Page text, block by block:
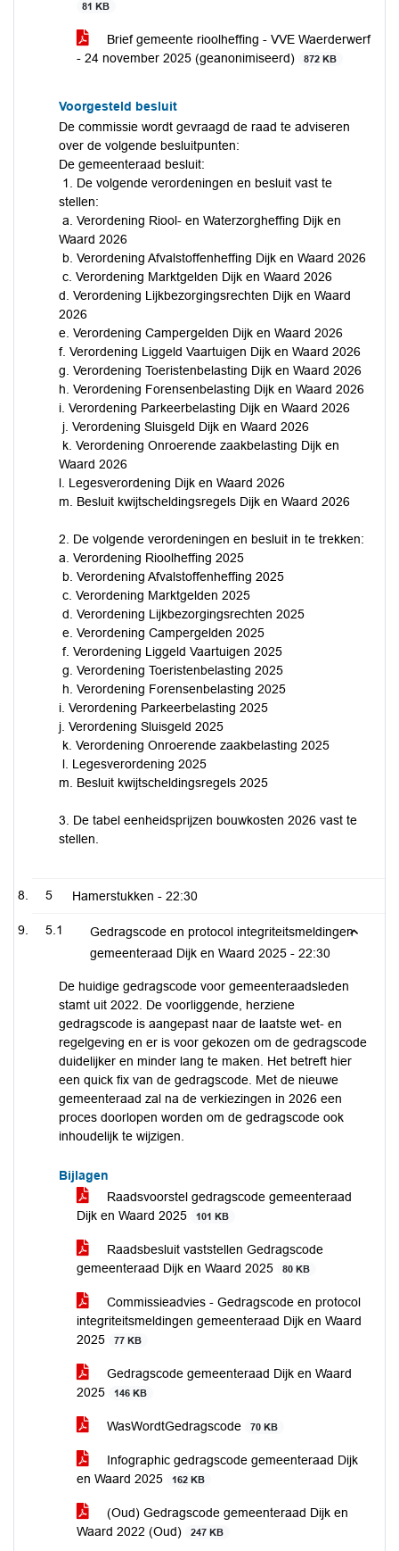
81 KB
Brief gemeente rioolheffing - VVE Waerderwerf
- 24 november 2025 (geanonimiseerd)
872 KB
Voorgesteld besluit
De commissie wordt gevraagd de raad te adviseren
over de volgende besluitpunten:
De gemeenteraad besluit:
1. De volgende verordeningen en besluit vast te
stellen:
a. Verordening Riool- en Waterzorgheffing Dijk en
Waard 2026
b. Verordening Afvalstoffenheffing Dijk en Waard 2026
c. Verordening Marktgelden Dijk en Waard 2026
d. Verordening Lijkbezorgingsrechten Dijk en Waard
2026
e. Verordening Campergelden Dijk en Waard 2026
f. Verordening Liggeld Vaartuigen Dijk en Waard 2026
g. Verordening Toeristenbelasting Dijk en Waard 2026
h. Verordening Forensenbelasting Dijk en Waard 2026
i. Verordening Parkeerbelasting Dijk en Waard 2026
j. Verordening Sluisgeld Dijk en Waard 2026
k. Verordening Onroerende zaakbelasting Dijk en
Waard 2026
l. Legesverordening Dijk en Waard 2026
m. Besluit kwijtscheldingsregels Dijk en Waard 2026
2. De volgende verordeningen en besluit in te trekken:
a. Verordening Rioolheffing 2025
b. Verordening Afvalstoffenheffing 2025
c. Verordening Marktgelden 2025
d. Verordening Lijkbezorgingsrechten 2025
e. Verordening Campergelden 2025
f. Verordening Liggeld Vaartuigen 2025
g. Verordening Toeristenbelasting 2025
h. Verordening Forensenbelasting 2025
i. Verordening Parkeerbelasting 2025
j. Verordening Sluisgeld 2025
k. Verordening Onroerende zaakbelasting 2025
l. Legesverordening 2025
m. Besluit kwijtscheldingsregels 2025
3. De tabel eenheidsprijzen bouwkosten 2026 vast te
stellen.
5 Hamerstukken - 22:30
5.1
Gedragscode en protocol integriteitsmeldingen
gemeenteraad Dijk en Waard 2025 - 22:30
De huidige gedragscode voor gemeenteraadsleden
stamt uit 2022. De voorliggende, herziene
gedragscode is aangepast naar de laatste wet- en
regelgeving en er is voor gekozen om de gedragscode
duidelijker en minder lang te maken. Het betreft hier
een quick fix van de gedragscode. Met de nieuwe
gemeenteraad zal na de verkiezingen in 2026 een
proces doorlopen worden om de gedragscode ook
inhoudelijk te wijzigen.
Bijlagen
Raadsvoorstel gedragscode gemeenteraad
Dijk en Waard 2025
101 KB
Raadsbesluit vaststellen Gedragscode
gemeenteraad Dijk en Waard 2025
80 KB
Commissieadvies - Gedragscode en protocol
integriteitsmeldingen gemeenteraad Dijk en Waard
2025
77 KB
Gedragscode gemeenteraad Dijk en Waard
2025
146 KB
WasWordtGedragscode 70 KB
Infographic gedragscode gemeenteraad Dijk
en Waard 2025
162 KB
(Oud) Gedragscode gemeenteraad Dijk en
Waard 2022 (Oud)
247 KB